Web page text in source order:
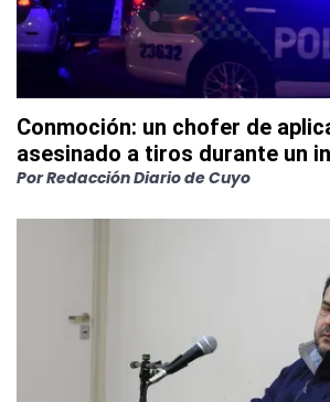
Conmoción: un chofer de
asesinado a tiros durante un
PorRedacción Diario de Cuyo